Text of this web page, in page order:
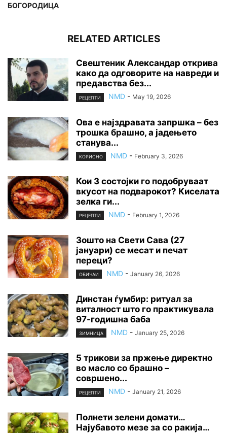
БОГОРОДИЦА
RELATED ARTICLES
Свештеник Александар открива
како да одговорите на навреди и
предавства без...
РЕЦЕПТИ NMD - May 19, 2026
Ова е најздравата запршка – без
трошка брашно, а јадењето
станува...
КОРИСНО NMD - February 3, 2026
Кои 3 состојки го подобруваат
вкусот на подварокот? Киселата
зелка ги...
РЕЦЕПТИ NMD - February 1, 2026
Зошто на Свети Сава (27
јануари) се месат и печат
переци?
ОБИЧАИ NMD - January 26, 2026
Динстан ѓумбир: ритуал за
виталност што го практикувала
97-годишна баба
ЗИМНИЦА NMD - January 25, 2026
5 трикови за пржење директно
во масло со брашно –
совршено...
РЕЦЕПТИ NMD - January 21, 2026
Полнети зелени домати…
Најубавото мезе за со ракија…